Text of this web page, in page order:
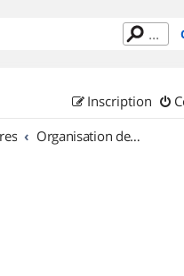
Inscription
Organisation de sorties en région Auvergne